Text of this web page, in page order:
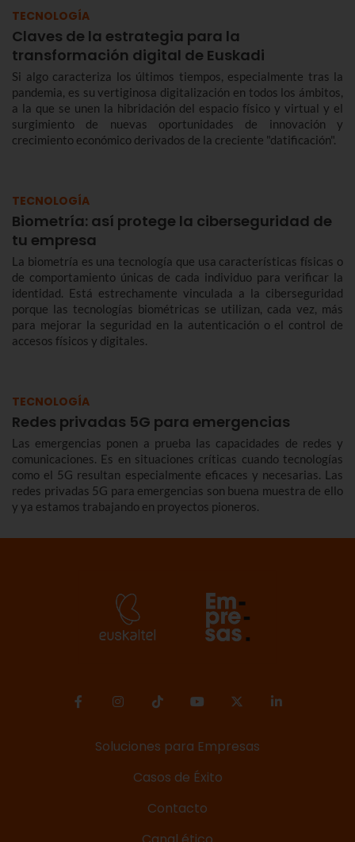
TECNOLOGÍA
Claves de la estrategia para la
transformación digital de Euskadi
Si algo caracteriza los últimos tiempos, especialmente tras la
pandemia, es su vertiginosa digitalización en todos los ámbitos,
a la que se unen la hibridación del espacio físico y virtual y el
surgimiento de nuevas oportunidades de innovación y
crecimiento económico derivados de la creciente "datificación".
TECNOLOGÍA
Biometría: así protege la ciberseguridad de
tu empresa
La biometría es una tecnología que usa características físicas o
de comportamiento únicas de cada individuo para verificar la
identidad. Está estrechamente vinculada a la ciberseguridad
porque las tecnologías biométricas se utilizan, cada vez, más
para mejorar la seguridad en la autenticación o el control de
accesos físicos y digitales.
TECNOLOGÍA
Redes privadas 5G para emergencias
Las emergencias ponen a prueba las capacidades de redes y
comunicaciones. Es en situaciones críticas cuando tecnologías
como el 5G resultan especialmente eficaces y necesarias. Las
redes privadas 5G para emergencias son buena muestra de ello
y ya estamos trabajando en proyectos pioneros.
Soluciones para Empresas
Casos de Éxito
Contacto